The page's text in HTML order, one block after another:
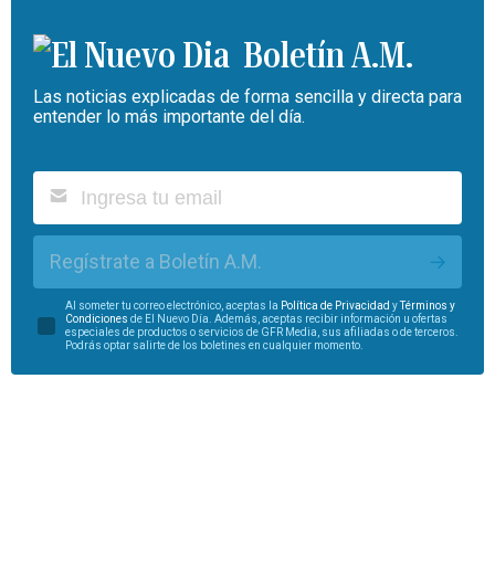
Boletín A.M.
Las noticias explicadas de forma sencilla y directa para
entender lo más importante del día.
Regístrate a Boletín A.M.
Al someter tu correo electrónico, aceptas la Política de Privacidad yTérminos y
Condiciones de El Nuevo Día. Además, aceptas recibir información u ofertas
especiales de productos o servicios de GFR Media, sus afiliadas o de terceros.
Podrás optar salirte de los boletines en cualquier momento.